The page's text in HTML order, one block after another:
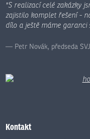
"S realizací celé zakázky
zajistilo komplet řešení -
dílo a ještě máme garanci
Petr Novák, předseda
Kontakt